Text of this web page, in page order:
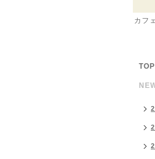
カフ
TOP